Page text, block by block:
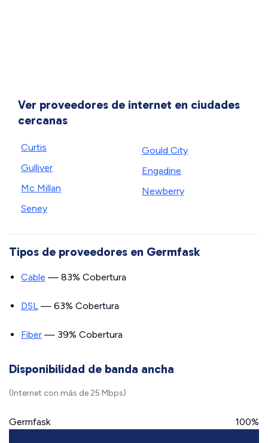
Ver proveedores de internet en ciudades
cercanas
Curtis
Gulliver
Mc Millan
Seney
Gould City
Engadine
Newberry
Tipos de proveedores en Germfask
Cable — 83% Cobertura
DSL — 63% Cobertura
Fiber — 39% Cobertura
Disponibilidad de banda ancha
(Internet con más de 25 Mbps)
Germfask 100%